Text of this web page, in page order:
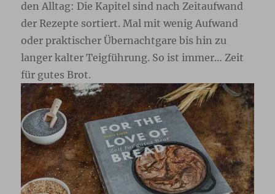
den Alltag: Die Kapitel sind nach Zeitaufwand
der Rezepte sortiert. Mal mit wenig Aufwand
oder praktischer Übernachtgare bis hin zu
langer kalter Teigführung. So ist immer… Zeit
für gutes Brot.